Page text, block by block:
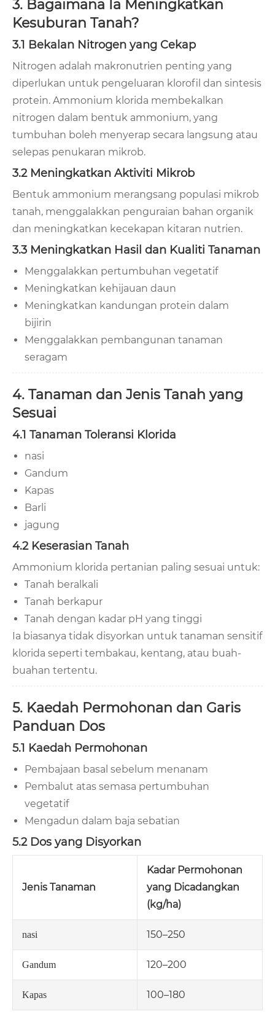
3. Bagaimana Ia Meningkatkan
Kesuburan Tanah?
3.1 Bekalan Nitrogen yang Cekap
Nitrogen adalah makronutrien penting yang
diperlukan untuk pengeluaran klorofil dan sintesis
protein. Ammonium klorida membekalkan
nitrogen dalam bentuk ammonium, yang
tumbuhan boleh menyerap secara langsung atau
selepas penukaran mikrob.
3.2 Meningkatkan Aktiviti Mikrob
Bentuk ammonium merangsang populasi mikrob
tanah, menggalakkan penguraian bahan organik
dan meningkatkan kecekapan kitaran nutrien.
3.3 Meningkatkan Hasil dan Kualiti Tanaman
Menggalakkan pertumbuhan vegetatif
Meningkatkan kehijauan daun
Meningkatkan kandungan protein dalam
bijirin
Menggalakkan pembangunan tanaman
seragam
4. Tanaman dan Jenis Tanah yang
Sesuai
4.1 Tanaman Toleransi Klorida
nasi
Gandum
Kapas
Barli
jagung
4.2 Keserasian Tanah
Ammonium klorida pertanian paling sesuai untuk:
Tanah beralkali
Tanah berkapur
Tanah dengan kadar pH yang tinggi
Ia biasanya tidak disyorkan untuk tanaman sensitif
klorida seperti tembakau, kentang, atau buah-
buahan tertentu.
5. Kaedah Permohonan dan Garis
Panduan Dos
5.1 Kaedah Permohonan
Pembajaan basal sebelum menanam
Pembalut atas semasa pertumbuhan
vegetatif
Mengadun dalam baja sebatian
5.2 Dos yang Disyorkan
Jenis Tanaman
Kadar Permohonan
yang Dicadangkan
(kg/ha)
nasi 150–250
Gandum 120–200
Kapas 100–180